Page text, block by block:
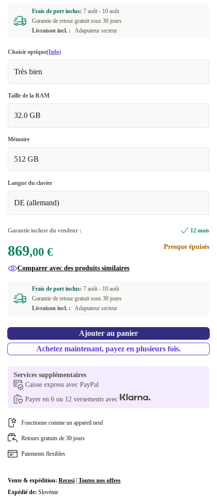
Frais de port inclus: 7 août - 10 août
Garantie de retour gratuit sous 30 jours
Livraison incl. :
Adaptateur secteur
Choisir optique(Info)
Très bien
Taille de la RAM
32.0 GB
Mémoire
512 GB
Langue du clavier
DE (allemand)
Garantie incluse du vendeur : 12 mois
869,00 € Presque épuisés
Comparer avec des produits similaires
Frais de port inclus: 7 août - 10 août
Garantie de retour gratuit sous 30 jours
Livraison incl. :
Adaptateur secteur
Ajouter au panier
Achetez maintenant, payez en plusieurs fois.
Services supplémentaires
Caisse express avec PayPal
Payer en 6 ou 12 versements avec
Fonctionne comme un appareil neuf
Retours gratuits de 30 jours
Paiements flexibles
Vente & expédition: Recosi Toutes nos offres
Expédié de: Slovénie